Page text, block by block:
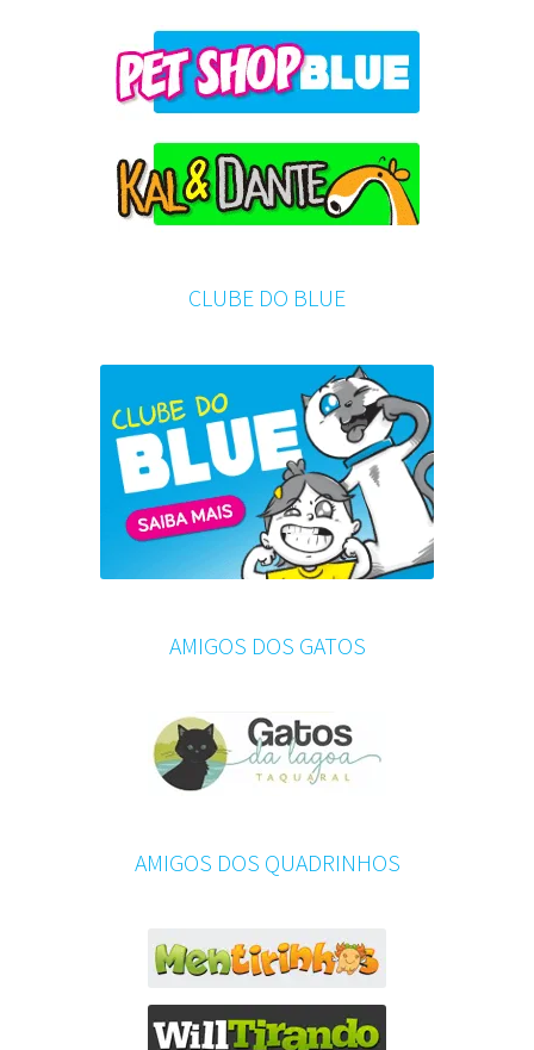
CLUBE DO BLUE
AMIGOS DOS GATOS
AMIGOS DOS QUADRINHOS